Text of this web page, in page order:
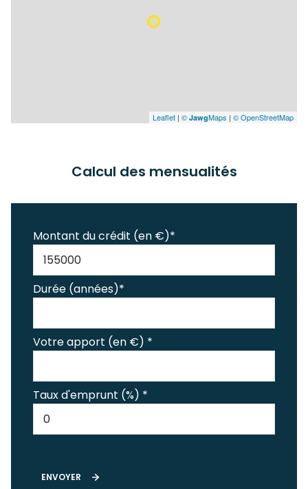
Leaflet | © JawgMaps | © OpenStreetMap
Calcul des mensualités
Montant du crédit (en €)*
Durée (années)*
Votre apport (en €) *
Taux d'emprunt (%) *
ENVOYER